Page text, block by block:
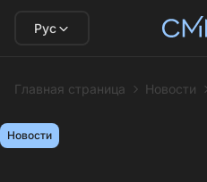
Рус
Главная страница Новости
Новости